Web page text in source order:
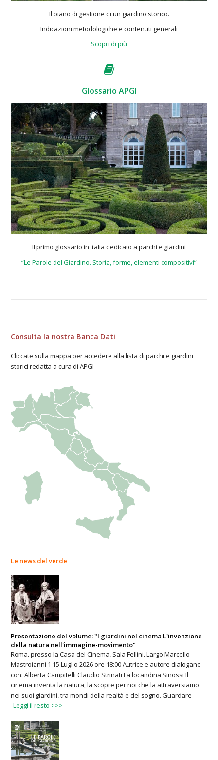
Il piano di gestione di un giardino storico.
Indicazioni metodologiche e contenuti generali
Scopri di più
Glossario APGI
Il primo glossario in Italia dedicato a parchi e giardini
“Le Parole del Giardino. Storia, forme, elementi compositivi”
Consulta la nostra Banca Dati
Cliccate sulla mappa per accedere alla lista di parchi e giardini
storici redatta a cura di APGI
Le news del verde
Presentazione del volume: "I giardini nel cinema L'invenzione
della natura nell'immagine-movimento"
Roma, presso la Casa del Cinema, Sala Fellini, Largo Marcello
Mastroianni 1 15 Luglio 2026 ore 18:00 Autrice e autore dialogano
con: Alberta Campitelli Claudio Strinati La locandina Sinossi Il
cinema inventa la natura, la scopre per noi che la attraversiamo
nei suoi giardini, tra mondi della realtà e del sogno. Guardare
Leggi il resto >>>